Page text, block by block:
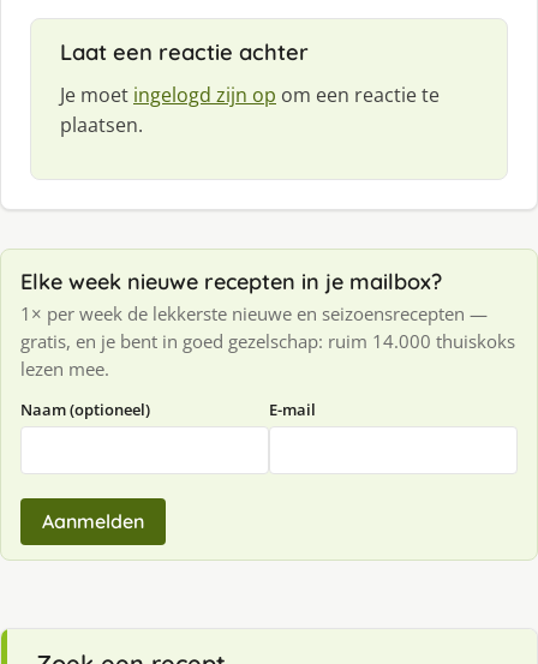
Laat een reactie achter
Je moet ingelogd zijn op om een reactie te
plaatsen.
Elke week nieuwe recepten in je mailbox?
1× per week de lekkerste nieuwe en seizoensrecepten —
gratis, en je bent in goed gezelschap: ruim 14.000 thuiskoks
lezen mee.
Naam (optioneel) E-mail
Aanmelden